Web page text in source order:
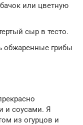
или цветную
сыр в тесто.
обжаренные грибы
и соусами. Я
из огурцов и